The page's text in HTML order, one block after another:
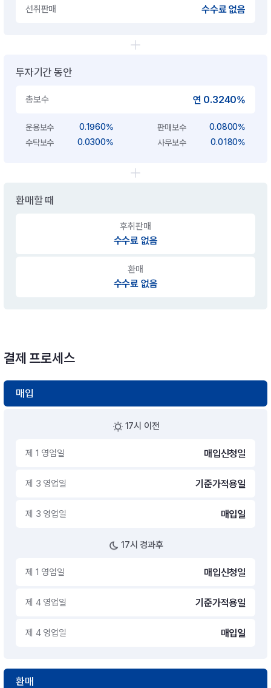
선취판매 수수료 없음
투자기간 동안
총보수 연 0.3240%
운용보수 0.1960% 판매보수
0.0800%
수탁보수
0.0300% 사무보수 0.0180%
환매할 때
후취판매
수수료 없음
환매
수수료 없음
결제 프로세스
매입
17시 이전
제 1 영업일 매입신청일
제 3 영업일 기준가적용일
제 3 영업일 매입일
17시 경과후
제 1 영업일 매입신청일
제 4 영업일 기준가적용일
제 4 영업일 매입일
환매